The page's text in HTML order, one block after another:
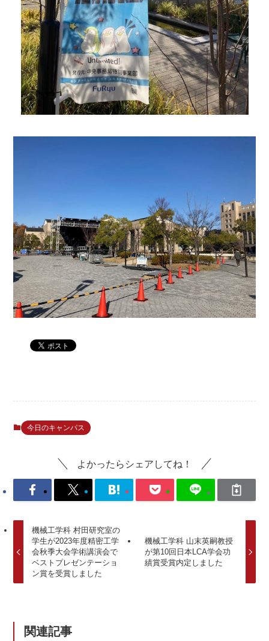
今日のキャンパス
よかったらシェアしてね！
機械工学科 村田研究室の
学生が2023年度精密工学
会秋季大会学術講演会で
ベストプレゼンテーショ
ン賞を受賞しました
機械工学科 山末英嗣教授
が第10回日本LCA学会功
績賞受賞内定しました
関連記事